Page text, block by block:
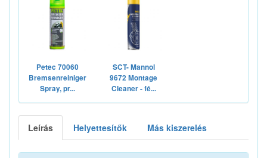
Petec 70060
Bremsenreiniger
Spray, pr...
SCT- Mannol
9672 Montage
Cleaner - fé...
Leírás Helyettesítők Más kiszerelés